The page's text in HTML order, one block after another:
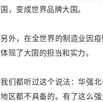
国，变成世界品牌大国。
另外，在全世界的制造业因
体现了大国的担当和实力。
我们都听过这个说法：华强
地区都不具备的。有了这么